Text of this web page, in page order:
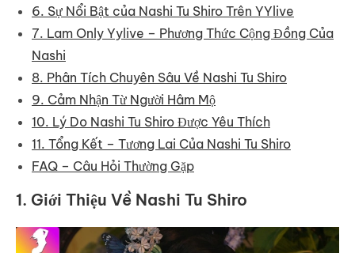
6. Sự Nổi Bật của Nashi Tu Shiro Trên YYlive
7. Lam Only Yylive – Phương Thức Cộng Đồng Của
Nashi
8. Phân Tích Chuyên Sâu Về Nashi Tu Shiro
9. Cảm Nhận Từ Người Hâm Mộ
10. Lý Do Nashi Tu Shiro Được Yêu Thích
11. Tổng Kết – Tương Lai Của Nashi Tu Shiro
FAQ – Câu Hỏi Thường Gặp
1. Giới Thiệu Về Nashi Tu Shiro